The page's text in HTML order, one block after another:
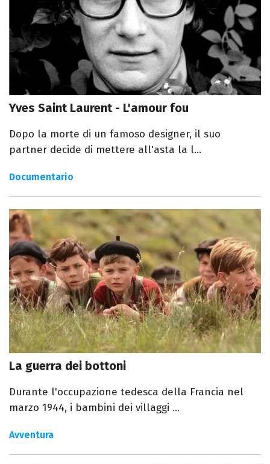
Yves Saint Laurent - L'amour fou
Dopo la morte di un famoso designer, il suo
partner decide di mettere all'asta la l...
Documentario
La guerra dei bottoni
Durante l'occupazione tedesca della Francia nel
marzo 1944, i bambini dei villaggi ...
Avventura